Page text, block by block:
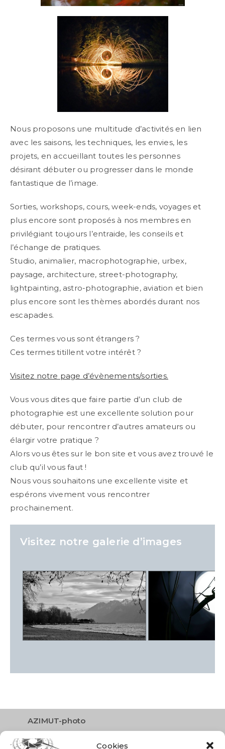
Cookies
Nous proposons une multitude d’activités en lien
avec les saisons, les techniques, les envies, les
projets, en accueillant toutes les personnes
désirant débuter ou progresser dans le monde
fantastique de l’image.
Sorties, workshops, cours, week-ends, voyages et
plus encore sont proposés à nos membres en
privilégiant toujours l’entraide, les conseils et
l’échange de pratiques.
Studio, animalier, macrophotographie, urbex,
paysage, architecture, street-photography,
lightpainting, astro-photographie, aviation et bien
plus encore sont les thèmes abordés durant nos
escapades.
Ces termes vous sont étrangers ?
Ces termes titillent votre intérêt ?
Visitez notre page d’évènements/sorties.
Vous vous dites que faire partie d’un club de
photographie est une excellente solution pour
débuter, pour rencontrer d’autres amateurs ou
élargir votre pratique ?
Alors vous êtes sur le bon site et vous avez trouvé le
club qu’il vous faut !
Nous vous souhaitons une excellente visite et
espérons vivement vous rencontrer
prochainement.
Visitez notre galerie d’images
AZIMUT-photo
Route des Narcisses 26